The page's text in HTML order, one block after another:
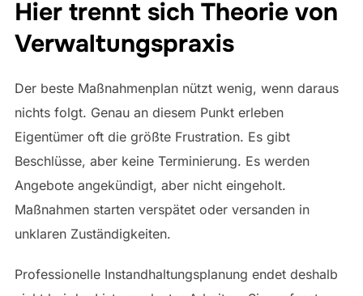
Hier trennt sich Theorie von
Verwaltungspraxis
Der beste Maßnahmenplan nützt wenig, wenn daraus
nichts folgt. Genau an diesem Punkt erleben
Eigentümer oft die größte Frustration. Es gibt
Beschlüsse, aber keine Terminierung. Es werden
Angebote angekündigt, aber nicht eingeholt.
Maßnahmen starten verspätet oder versanden in
unklaren Zuständigkeiten.
Professionelle Instandhaltungsplanung endet deshalb